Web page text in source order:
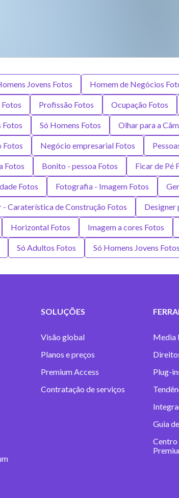
Jovens Fotos Homem de Negócios
Fotos Profissão Fotos Ocupação Fotos
Fotos Só Homens Fotos Olhar para a
Fotos Negócio empresarial Fotos
Fotos Bonito - pessoa Fotos Ficar de Pé
Fotos Fotografia - Imagem Fotos
Caraterística de Construção Fotos Designer
Horizontal Fotos Imagem a cores Fotos
Só Adultos Fotos Só Homens Jovens Fotos
SOLUÇÕES
Visão global
Planos e preços
Premium Access
Contratação de serviços
Media
Plug-
Guia
Centro